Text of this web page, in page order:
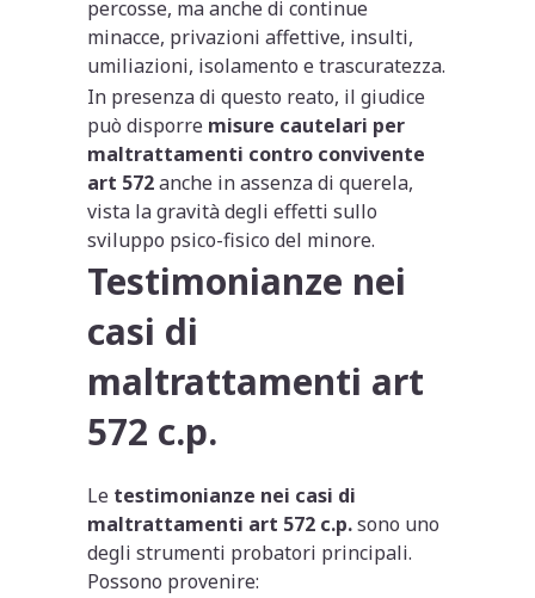
percosse, ma anche di continue
minacce, privazioni affettive, insulti,
umiliazioni, isolamento e trascuratezza.
In presenza di questo reato, il giudice
può disporre misure cautelari per
maltrattamenti contro convivente
art 572anche in assenza di querela,
vista la gravità degli effetti sullo
sviluppo psico-fisico del minore.
Testimonianze nei
casi di
maltrattamenti art
572 c.p.
Le testimonianze nei casi di
maltrattamenti art 572 c.p.sono uno
degli strumenti probatori principali.
Possono provenire: